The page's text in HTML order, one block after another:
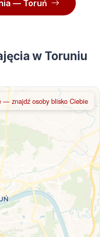
— Toruń
w Toruniu
— znajdź osoby blisko Ciebie